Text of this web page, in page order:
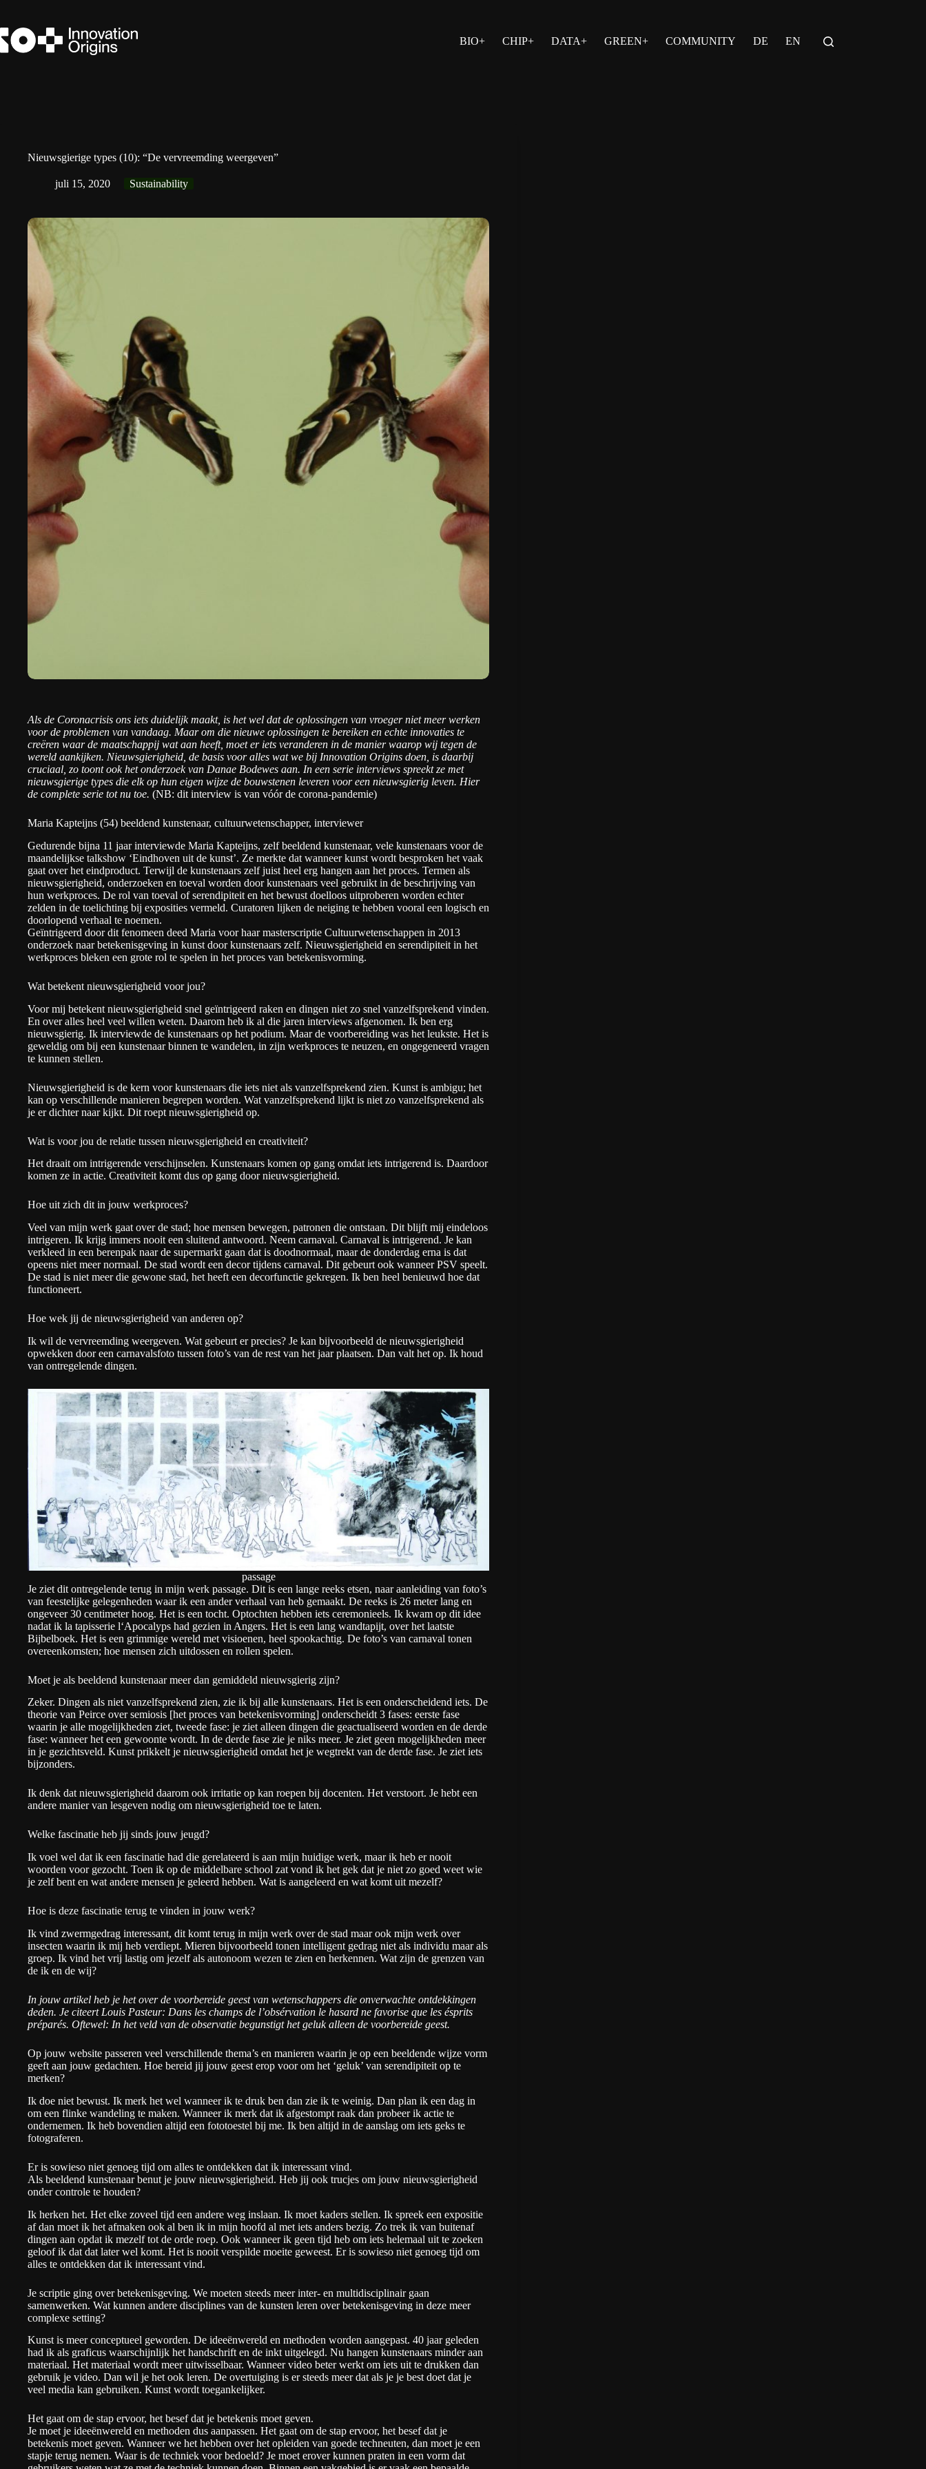
de
inhoud
BIO+ CHIP+ DATA+ GREEN+ COMMUNITY DE EN
Nieuwsgierige types (10): “De vervreemding weergeven”
juli 15, 2020 Sustainability
Als de Coronacrisis ons iets duidelijk maakt, is het wel dat de oplossingen van vroeger niet meer werken
voor de problemen van vandaag. Maar om die nieuwe oplossingen te bereiken en echte innovaties te
creëren waar de maatschappij wat aan heeft, moet er iets veranderen in de manier waarop wij tegen de
wereld aankijken. Nieuwsgierigheid, de basis voor alles wat we bij Innovation Origins doen, is daarbij
cruciaal, zo toont ook het onderzoek van Danae Bodewes aan. In een serie interviews spreekt ze met
nieuwsgierige types die elk op hun eigen wijze de bouwstenen leveren voor een nieuwsgierig leven. Hier
de complete serie tot nu toe. (NB: dit interview is van vóór de corona-pandemie)
Maria Kapteijns (54) beeldend kunstenaar, cultuurwetenschapper, interviewer
Gedurende bijna 11 jaar interviewde Maria Kapteijns, zelf beeldend kunstenaar, vele kunstenaars voor de
maandelijkse talkshow ‘Eindhoven uit de kunst’. Ze merkte dat wanneer kunst wordt besproken het vaak
gaat over het eindproduct. Terwijl de kunstenaars zelf juist heel erg hangen aan het proces. Termen als
nieuwsgierigheid, onderzoeken en toeval worden door kunstenaars veel gebruikt in de beschrijving van
hun werkproces. De rol van toeval of serendipiteit en het bewust doelloos uitproberen worden echter
zelden in de toelichting bij exposities vermeld. Curatoren lijken de neiging te hebben vooral een logisch en
doorlopend verhaal te noemen.
Geïntrigeerd door dit fenomeen deed Maria voor haar masterscriptie Cultuurwetenschappen in 2013
onderzoek naar betekenisgeving in kunst door kunstenaars zelf. Nieuwsgierigheid en serendipiteit in het
werkproces bleken een grote rol te spelen in het proces van betekenisvorming.
Wat betekent nieuwsgierigheid voor jou?
Voor mij betekent nieuwsgierigheid snel geïntrigeerd raken en dingen niet zo snel vanzelfsprekend vinden.
En over alles heel veel willen weten. Daarom heb ik al die jaren interviews afgenomen. Ik ben erg
nieuwsgierig. Ik interviewde de kunstenaars op het podium. Maar de voorbereiding was het leukste. Het is
geweldig om bij een kunstenaar binnen te wandelen, in zijn werkproces te neuzen, en ongegeneerd vragen
te kunnen stellen.
Nieuwsgierigheid is de kern voor kunstenaars die iets niet als vanzelfsprekend zien. Kunst is ambigu; het
kan op verschillende manieren begrepen worden. Wat vanzelfsprekend lijkt is niet zo vanzelfsprekend als
je er dichter naar kijkt. Dit roept nieuwsgierigheid op.
Wat is voor jou de relatie tussen nieuwsgierigheid en creativiteit?
Het draait om intrigerende verschijnselen. Kunstenaars komen op gang omdat iets intrigerend is. Daardoor
komen ze in actie. Creativiteit komt dus op gang door nieuwsgierigheid.
Hoe uit zich dit in jouw werkproces?
Veel van mijn werk gaat over de stad; hoe mensen bewegen, patronen die ontstaan. Dit blijft mij eindeloos
intrigeren. Ik krijg immers nooit een sluitend antwoord. Neem carnaval. Carnaval is intrigerend. Je kan
verkleed in een berenpak naar de supermarkt gaan dat is doodnormaal, maar de donderdag erna is dat
opeens niet meer normaal. De stad wordt een decor tijdens carnaval. Dit gebeurt ook wanneer PSV speelt.
De stad is niet meer die gewone stad, het heeft een decorfunctie gekregen. Ik ben heel benieuwd hoe dat
functioneert.
Hoe wek jij de nieuwsgierigheid van anderen op?
Ik wil de vervreemding weergeven. Wat gebeurt er precies? Je kan bijvoorbeeld de nieuwsgierigheid
opwekken door een carnavalsfoto tussen foto’s van de rest van het jaar plaatsen. Dan valt het op. Ik houd
van ontregelende dingen.
passage
Je ziet dit ontregelende terug in mijn werk passage. Dit is een lange reeks etsen, naar aanleiding van foto’s
van feestelijke gelegenheden waar ik een ander verhaal van heb gemaakt. De reeks is 26 meter lang en
ongeveer 30 centimeter hoog. Het is een tocht. Optochten hebben iets ceremonieels. Ik kwam op dit idee
nadat ik la tapisserie l‘Apocalyps had gezien in Angers. Het is een lang wandtapijt, over het laatste
Bijbelboek. Het is een grimmige wereld met visioenen, heel spookachtig. De foto’s van carnaval tonen
overeenkomsten; hoe mensen zich uitdossen en rollen spelen.
Moet je als beeldend kunstenaar meer dan gemiddeld nieuwsgierig zijn?
Zeker. Dingen als niet vanzelfsprekend zien, zie ik bij alle kunstenaars. Het is een onderscheidend iets. De
theorie van Peirce over semiosis [het proces van betekenisvorming] onderscheidt 3 fases: eerste fase
waarin je alle mogelijkheden ziet, tweede fase: je ziet alleen dingen die geactualiseerd worden en de derde
fase: wanneer het een gewoonte wordt. In de derde fase zie je niks meer. Je ziet geen mogelijkheden meer
in je gezichtsveld. Kunst prikkelt je nieuwsgierigheid omdat het je wegtrekt van de derde fase. Je ziet iets
bijzonders.
Ik denk dat nieuwsgierigheid daarom ook irritatie op kan roepen bij docenten. Het verstoort. Je hebt een
andere manier van lesgeven nodig om nieuwsgierigheid toe te laten.
Welke fascinatie heb jij sinds jouw jeugd?
Ik voel wel dat ik een fascinatie had die gerelateerd is aan mijn huidige werk, maar ik heb er nooit
woorden voor gezocht. Toen ik op de middelbare school zat vond ik het gek dat je niet zo goed weet wie
je zelf bent en wat andere mensen je geleerd hebben. Wat is aangeleerd en wat komt uit mezelf?
Hoe is deze fascinatie terug te vinden in jouw werk?
Ik vind zwermgedrag interessant, dit komt terug in mijn werk over de stad maar ook mijn werk over
insecten waarin ik mij heb verdiept. Mieren bijvoorbeeld tonen intelligent gedrag niet als individu maar als
groep. Ik vind het vrij lastig om jezelf als autonoom wezen te zien en herkennen. Wat zijn de grenzen van
de ik en de wij?
In jouw artikel heb je het over de voorbereide geest van wetenschappers die onverwachte ontdekkingen
deden. Je citeert Louis Pasteur: Dans les champs de l’obsérvation le hasard ne favorise que les ésprits
préparés. Oftewel: In het veld van de observatie begunstigt het geluk alleen de voorbereide geest.
Op jouw website passeren veel verschillende thema’s en manieren waarin je op een beeldende wijze vorm
geeft aan jouw gedachten. Hoe bereid jij jouw geest erop voor om het ‘geluk’ van serendipiteit op te
merken?
Ik doe niet bewust. Ik merk het wel wanneer ik te druk ben dan zie ik te weinig. Dan plan ik een dag in
om een flinke wandeling te maken. Wanneer ik merk dat ik afgestompt raak dan probeer ik actie te
ondernemen. Ik heb bovendien altijd een fototoestel bij me. Ik ben altijd in de aanslag om iets geks te
fotograferen.
Er is sowieso niet genoeg tijd om alles te ontdekken dat ik interessant vind.
Als beeldend kunstenaar benut je jouw nieuwsgierigheid. Heb jij ook trucjes om jouw nieuwsgierigheid
onder controle te houden?
Ik herken het. Het elke zoveel tijd een andere weg inslaan. Ik moet kaders stellen. Ik spreek een expositie
af dan moet ik het afmaken ook al ben ik in mijn hoofd al met iets anders bezig. Zo trek ik van buitenaf
dingen aan opdat ik mezelf tot de orde roep. Ook wanneer ik geen tijd heb om iets helemaal uit te zoeken
geloof ik dat dat later wel komt. Het is nooit verspilde moeite geweest. Er is sowieso niet genoeg tijd om
alles te ontdekken dat ik interessant vind.
Je scriptie ging over betekenisgeving. We moeten steeds meer inter- en multidisciplinair gaan
samenwerken. Wat kunnen andere disciplines van de kunsten leren over betekenisgeving in deze meer
complexe setting?
Kunst is meer conceptueel geworden. De ideeënwereld en methoden worden aangepast. 40 jaar geleden
had ik als graficus waarschijnlijk het handschrift en de inkt uitgelegd. Nu hangen kunstenaars minder aan
materiaal. Het materiaal wordt meer uitwisselbaar. Wanneer video beter werkt om iets uit te drukken dan
gebruik je video. Dan wil je het ook leren. De overtuiging is er steeds meer dat als je je best doet dat je
veel media kan gebruiken. Kunst wordt toegankelijker.
Het gaat om de stap ervoor, het besef dat je betekenis moet geven.
Je moet je ideeënwereld en methoden dus aanpassen. Het gaat om de stap ervoor, het besef dat je
betekenis moet geven. Wanneer we het hebben over het opleiden van goede techneuten, dan moet je een
stapje terug nemen. Waar is de techniek voor bedoeld? Je moet erover kunnen praten in een vorm dat